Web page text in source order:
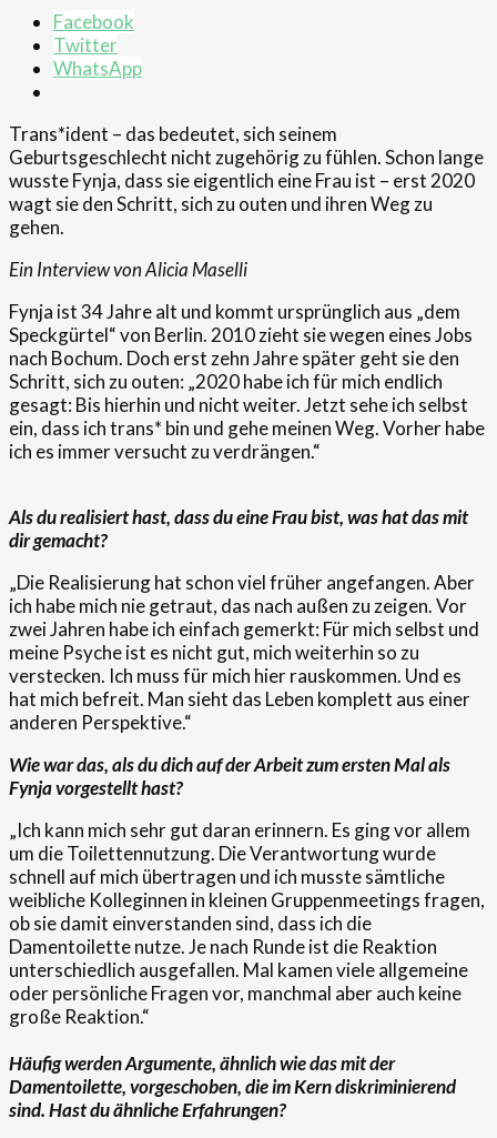
Facebook
Twitter
WhatsApp
Trans*ident – das bedeutet, sich seinem
Geburtsgeschlecht nicht zugehörig zu fühlen. Schon lange
wusste Fynja, dass sie eigentlich eine Frau ist – erst 2020
wagt sie den Schritt, sich zu outen und ihren Weg zu
gehen.
Ein Interview von Alicia Maselli
Fynja ist 34 Jahre alt und kommt ursprünglich aus „dem
Speckgürtel“ von Berlin. 2010 zieht sie wegen eines Jobs
nach Bochum. Doch erst zehn Jahre später geht sie den
Schritt, sich zu outen: „2020 habe ich für mich endlich
gesagt: Bis hierhin und nicht weiter. Jetzt sehe ich selbst
ein, dass ich trans* bin und gehe meinen Weg. Vorher habe
ich es immer versucht zu verdrängen.“
Als du realisiert hast, dass du eine Frau bist, was hat das mit
dir gemacht?
„Die Realisierung hat schon viel früher angefangen. Aber
ich habe mich nie getraut, das nach außen zu zeigen. Vor
zwei Jahren habe ich einfach gemerkt: Für mich selbst und
meine Psyche ist es nicht gut, mich weiterhin so zu
verstecken. Ich muss für mich hier rauskommen. Und es
hat mich befreit. Man sieht das Leben komplett aus einer
anderen Perspektive.“
Wie war das, als du dich auf der Arbeit zum ersten Mal als
Fynja vorgestellt hast?
„Ich kann mich sehr gut daran erinnern. Es ging vor allem
um die Toilettennutzung. Die Verantwortung wurde
schnell auf mich übertragen und ich musste sämtliche
weibliche Kolleginnen in kleinen Gruppenmeetings fragen,
ob sie damit einverstanden sind, dass ich die
Damentoilette nutze. Je nach Runde ist die Reaktion
unterschiedlich ausgefallen. Mal kamen viele allgemeine
oder persönliche Fragen vor, manchmal aber auch keine
große Reaktion.“
Häufig werden Argumente, ähnlich wie das mit der
Damentoilette, vorgeschoben, die im Kern diskriminierend
sind. Hast du ähnliche Erfahrungen?